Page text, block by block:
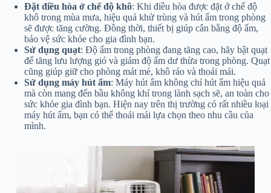
Đặt điều hòa ở chế độ khô: Khi điều hòa được đặt ở chế độ
khô trong mùa mưa, hiệu quả khử trùng và hút ẩm trong phòng
sẽ được tăng cường. Đồng thời, thiết bị giúp cân bằng độ ẩm,
bảo vệ sức khỏe cho gia đình bạn.
Sử dụng quạt: Độ ẩm trong phòng đang tăng cao, hãy bật quạt
để tăng lưu lượng gió và giảm độ ẩm dư thừa trong phòng. Quạt
cũng giúp giữ cho phòng mát mẻ, khô ráo và thoải mái.
Sử dụng máy hút ẩm: Máy hút ẩm không chỉ hút ẩm hiệu quả
mà còn mang đến bầu không khí trong lành sạch sẽ, an toàn cho
sức khỏe gia đình bạn. Hiện nay trên thị trường có rất nhiều loại
máy hút ẩm, bạn có thể thoải mái lựa chọn theo nhu cầu của
mình.